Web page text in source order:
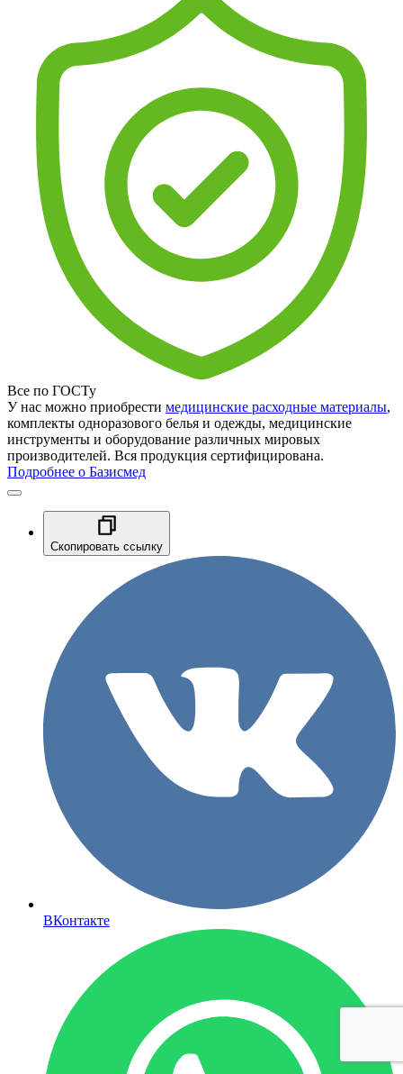
Все по ГОСТу
У нас можно приобрести медицинские расходные материалы,
комплекты одноразового белья и одежды, медицинские
инструменты и оборудование различных мировых
производителей. Вся продукция сертифицирована.
Подробнее о Базисмед
Скопировать ссылку
ВКонтакте